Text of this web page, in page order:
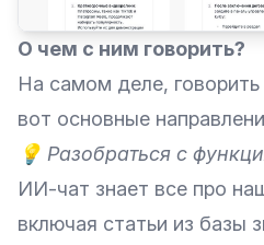
О чем с ним говорить?
На самом деле,
вот основные
💡 Разобраться с
ИИ-чат знает все про
включая статьи из базы